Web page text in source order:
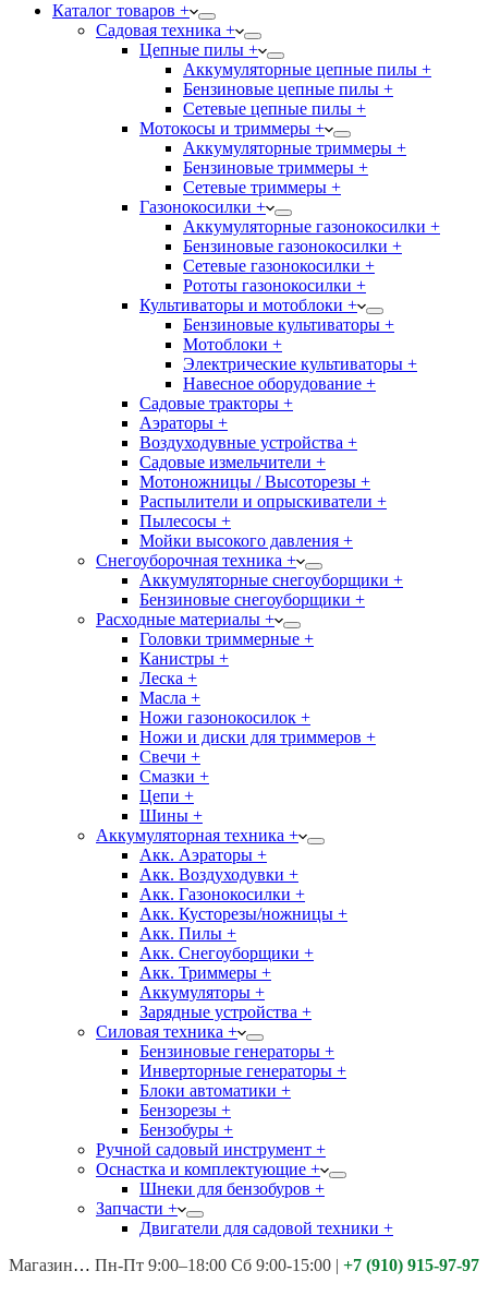
Каталог товаров +
Садовая техника +
Цепные пилы +
Аккумуляторные цепные пилы +
Бензиновые цепные пилы +
Сетевые цепные пилы +
Мотокосы и триммеры +
Аккумуляторные триммеры +
Бензиновые триммеры +
Сетевые триммеры +
Газонокосилки +
Аккумуляторные газонокосилки +
Бензиновые газонокосилки +
Сетевые газонокосилки +
Рототы газонокосилки +
Культиваторы и мотоблоки +
Бензиновые культиваторы +
Мотоблоки +
Электрические культиваторы +
Навесное оборудование +
Садовые тракторы +
Аэраторы +
Воздуходувные устройства +
Садовые измельчители +
Мотоножницы / Высоторезы +
Распылители и опрыскиватели +
Пылесосы +
Мойки высокого давления +
Снегоуборочная техника +
Аккумуляторные снегоуборщики +
Бензиновые снегоуборщики +
Расходные материалы +
Головки триммерные +
Канистры +
Леска +
Масла +
Ножи газонокосилок +
Ножи и диски для триммеров +
Свечи +
Смазки +
Цепи +
Шины +
Аккумуляторная техника +
Акк. Аэраторы +
Акк. Воздуходувки +
Акк. Газонокосилки +
Акк. Кусторезы/ножницы +
Акк. Пилы +
Акк. Снегоуборщики +
Акк. Триммеры +
Аккумуляторы +
Зарядные устройства +
Силовая техника +
Бензиновые генераторы +
Инверторные генераторы +
Блоки автоматики +
Бензорезы +
Бензобуры +
Ручной садовый инструмент +
Оснастка и комплектующие +
Шнеки для бензобуров +
Запчасти +
Двигатели для садовой техники +
Магазины: Калуга ул. Московская д.113
Пн-Пт 9:00–18:00 Сб 9:00-15:00 | +7 (910) 915-97-97